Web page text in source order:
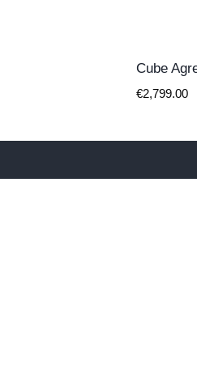
Cube
€2,799.00